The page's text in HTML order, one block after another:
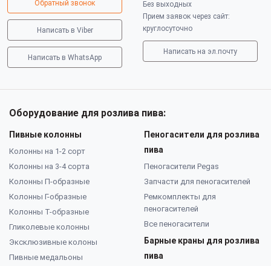
Обратный звонок
Написать в Viber
Написать в WhatsApp
Без выходных
Прием заявок через сайт:
круглосуточно
Написать на эл.почту
Оборудование для розлива пива:
Пивные колонны
Колонны на 1-2 сорт
Колонны на 3-4 сорта
Колонны П-образные
Колонны Г-образные
Колонны Т-образные
Гликолевые колонны
Эксклюзивные колоны
Пивные медальоны
Пеногасители для розлива
пива
Пеногасители Pegas
Запчасти для пеногасителей
Ремкомплекты для
пеногасителей
Все пеногасители
Барные краны для розлива
пива